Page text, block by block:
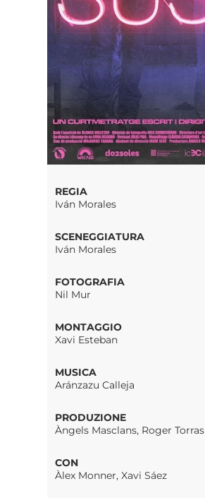
REGIA
Iván Morales
SCENEGGIATURA
Iván Morales
FOTOGRAFIA
Nil Mur
MONTAGGIO
Xavi Esteban
MUSICA
Aránzazu Calleja
PRODUZIONE
Àngels Masclans, Roger Torras
CON
Àlex Monner, Xavi Sáez